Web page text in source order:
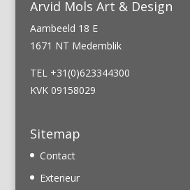
Arvid Mols Art & Design
Aambeeld 18 E
1671 NT Medemblik
TEL +31(0)623344300
KVK 09158029
Sitemap
Contact
Exterieur